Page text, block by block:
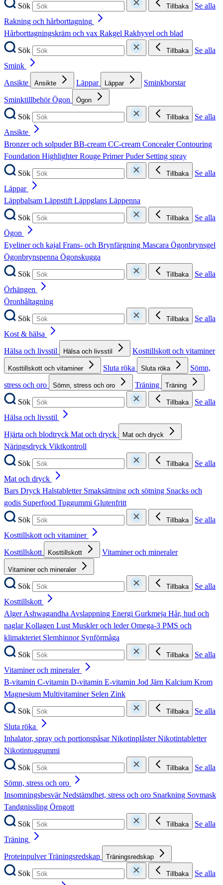
Sök
Tillbaka
Se alla
Rakning och hårborttagning
Hårborttagningskräm och vax Rakgel Rakhyvel och blad
Sök
Tillbaka
Se alla
Smink
Ansikte
Ansikte Läppar Läppar
Sminkborstar
SminktillbehörÖgon Ögon
Sök Tillbaka
Se alla
Ansikte
Bronzer och solpuderBB-cream CC-cream ConcealerContouring
Foundation HighlighterRouge PrimerPuder Setting spray
Sök
Tillbaka
Se alla
Läppar
Läppbalsam LäppstiftLäppglans Läppenna
Sök
Tillbaka
Se alla
Ögon
Eyeliner och kajal Frans- och Brynfärgning Mascara Ögonbrynsgel
Ögonbrynspenna Ögonskugga
Sök
Tillbaka
Se alla
Örhängen
Öronhåltagning
Sök
Tillbaka
Se alla
Kost & hälsa
Hälsa och livsstil
Hälsa och livsstil Kosttillskott och vitaminer
Kosttillskott och vitaminer Sluta röka Sluta röka
Sömn,
stress och oro
Sömn, stress och oro Träning Träning
Sök Tillbaka
Se alla
Hälsa och livsstil
Hjärta och blodtryck Mat och dryck Mat och dryck
Näringsdryck Viktkontroll
Sök
Tillbaka
Se alla
Mat och dryck
Bars Dryck Halstabletter Smaksättning och sötning Snacks och
godis Superfood Tuggummi Glutenfritt
Sök
Tillbaka
Se alla
Kosttillskott och vitaminer
Kosttillskott
Kosttillskott Vitaminer och mineraler
Vitaminer och mineraler
Sök Tillbaka
Se alla
Kosttillskott
AlgerAshwagandhaAvslappning Energi Gurkmeja Hår, hud och
naglarKollagen LustMuskler och lederOmega-3 PMS och
klimakteriet Slemhinnor Synförmåga
Sök
Tillbaka
Se alla
Vitaminer och mineraler
B-vitamin C-vitamin D-vitamin E-vitamin Jod Järn Kalcium Krom
Magnesium Multivitaminer Selen Zink
Sök
Tillbaka
Se alla
Sluta röka
Inhalator, spray och portionspåsarNikotinplåsterNikotintabletter
Nikotintuggummi
Sök
Tillbaka
Se alla
Sömn, stress och oro
InsomningsbesvärNedstämdhet, stress och oro Snarkning Sovmask
Tandgnissling Örngott
Sök
Tillbaka
Se alla
Träning
ProteinpulverTräningsredskap Träningsredskap
Sök Tillbaka
Se alla